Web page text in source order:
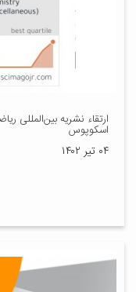
اسکوپوس
۰۴ تیر ۱۴۰۲